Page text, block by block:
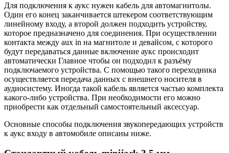
Для подключения к аукс нужен кабель для автомагнитолы.
Один его конец заканчивается штекером соответствующим
линейному входу, а второй должен подходить устройству,
которое предназначено для соединения. При осуществлении
контакта между aux in на магнитоле и девайсом, с которого
будут передаваться данные включение аукс происходит
автоматически Главное чтобы он подходил к разъёму
подключаемого устройства. С помощью такого переходника
осуществляется передача данных с внешнего носителя в
аудиосистему. Иногда такой кабель является частью комплекта
какого-либо устройства. При необходимости его можно
приобрести как отдельный самостоятельный аксессуар.
Основные способы подключения звукопередающих устройств
к аукс входу в автомобиле описаны ниже.